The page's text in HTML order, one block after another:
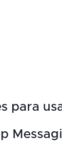
para